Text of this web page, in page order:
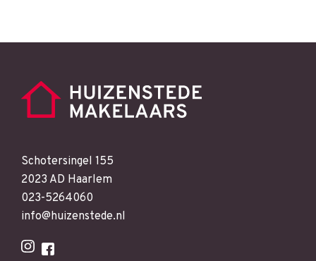
Schotersingel 155
2023 AD Haarlem
023-5264060
info@huizenstede.nl